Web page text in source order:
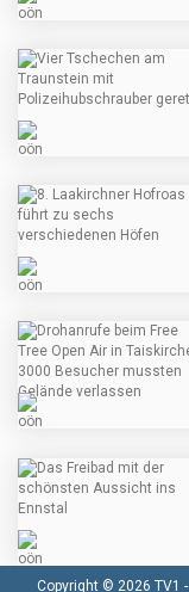
Copyright © 2026 TV1 -